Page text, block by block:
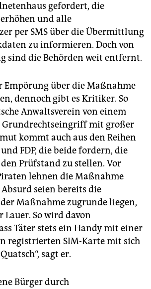
gefordert, die
und alle
per SMS über die Übermittlung
zu informieren. Doch von
sind die Behörden weit entfernt.
Empörung über die Maßnahme
dennoch gibt es Kritiker. So
Anwaltsverein von einem
Grundrechtseingriff mit großer
kommt auch aus den Reihen
FDP, die beide fordern, die
Prüfstand zu stellen. Vor
lehnen die Maßnahme
seien bereits die
Maßnahme zugrunde liegen,
Lauer. So wird davon
Täter stets ein Handy mit einer
registrierten SIM-Karte mit sich
sagt er.
Bürger durch